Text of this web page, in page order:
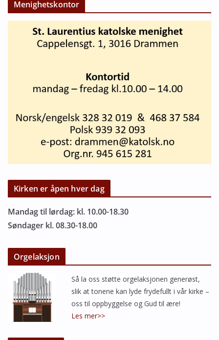
Menighetskontor
Kirken er åpen hver dag
Mandag til lørdag: kl. 10.00-18.30
Søndager kl. 08.30-18.00
Orgelaksjon
Så la oss støtte orgelaksjonen generøst,
slik at tonene kan lyde frydefullt i vår kirke –
oss til oppbyggelse og Gud til ære!
Les mer>>